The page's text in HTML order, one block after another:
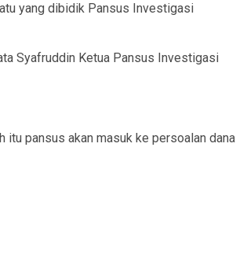
yang dibidik Pansus Investigasi
Syafruddin Ketua Pansus Investigasi
itu pansus akan masuk ke persoalan dana